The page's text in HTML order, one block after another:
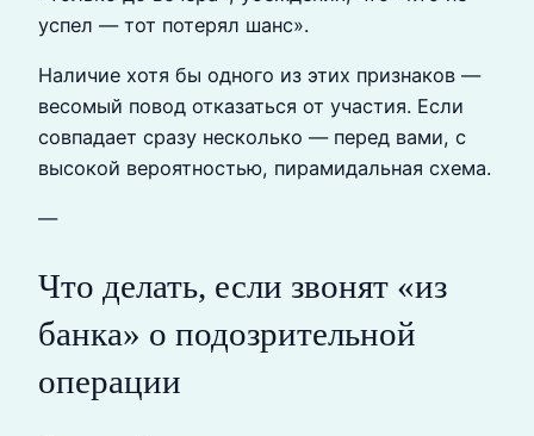
успел — тот потерял шанс».
Наличие хотя бы одного из этих признаков —
весомый повод отказаться от участия. Если
совпадает сразу несколько — перед вами, с
высокой вероятностью, пирамидальная схема.
—
Что делать, если звонят «из
банка» о подозрительной
операции